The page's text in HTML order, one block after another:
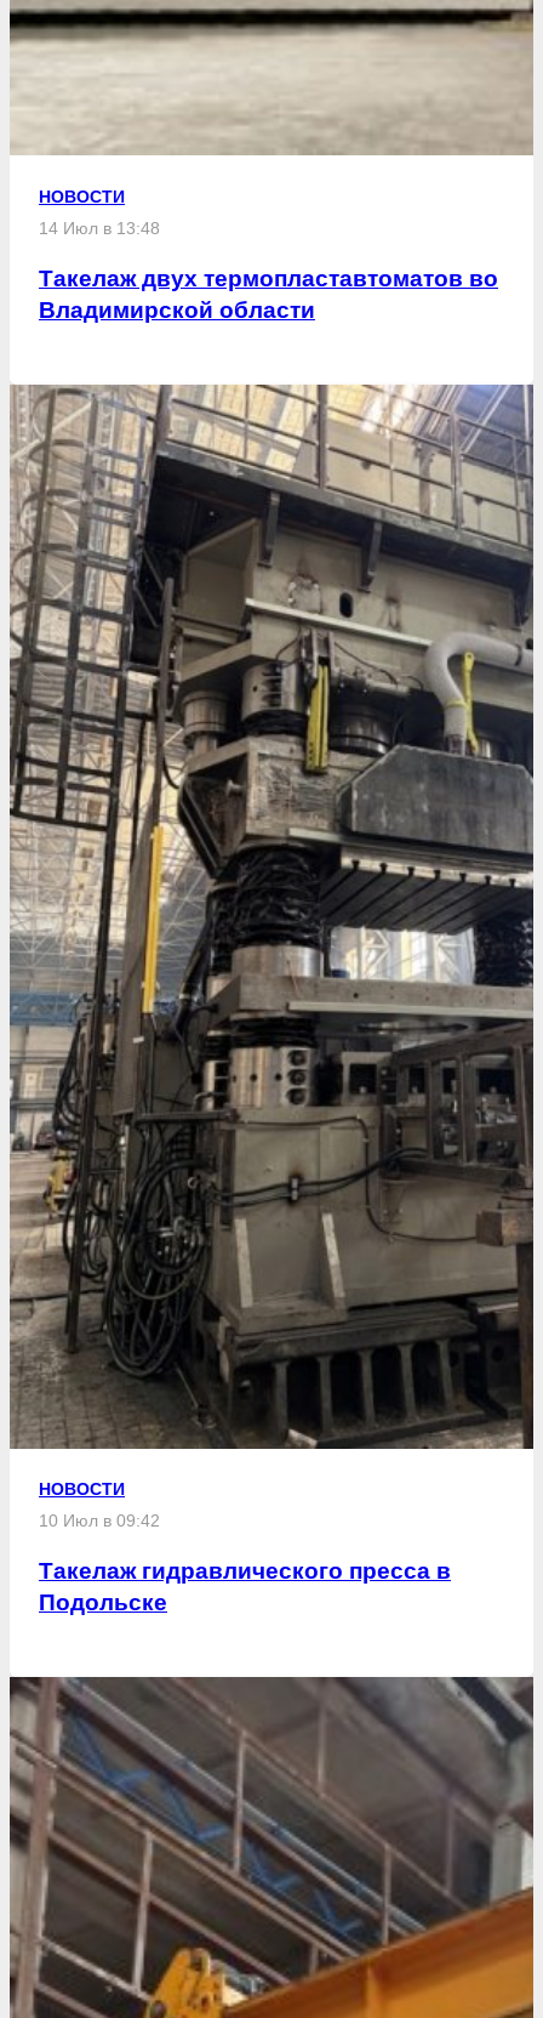
НОВОСТИ
14 Июл в 13:48
Такелаж двух термопластавтоматов во
Владимирской области
НОВОСТИ
10 Июл в 09:42
Такелаж гидравлического пресса в
Подольске